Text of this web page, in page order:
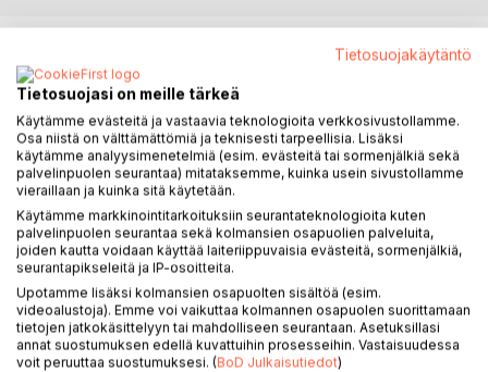
Kirjassa kaksi äitiä kertovat kertomuksia siitä, miltä tuntui
elää narsististen isien kanssa, mitä tapahtui, kun äidit eivät
enää halunneet elää isien kanssa ja millaista äitien elämä on
ollut sen jälkeen. Ihan jokainen äitien kirjoittamista
kertomuksista on totta. Ehkäpä äidit toivoisivat, etteivät
kaikki kertomukset olisi totta. Ettei niitä olisi koskaan
tapahtunutkaan. Jokainen kertomus on kuitenkin osa äitien
elämää.
Olennainen asia äitien kertomuksissa ei ole se, mitä tapahtui
ja kenelle. Olennaista on jaettu tunne. Polku, jota on
kulkenut jonkun kanssa yhdessä; matka, jolla on ollut
Tietosuojakäytäntö
Tietosuojasi on meille tärkeä
Käytämme evästeitä ja vastaavia teknologioita verkkosivustollamme.
Osa niistä on välttämättömiä ja teknisesti tarpeellisia. Lisäksi
käytämme analyysimenetelmiä (esim. evästeitä tai sormenjälkiä sekä
palvelinpuolen seurantaa) mitataksemme, kuinka usein sivustollamme
vieraillaan ja kuinka sitä käytetään.
Käytämme markkinointitarkoituksiin seurantateknologioita kuten
palvelinpuolen seurantaa sekä kolmansien osapuolien palveluita,
joiden kautta voidaan käyttää laiteriippuvaisia evästeitä, sormenjälkiä,
seurantapikseleitä ja IP-osoitteita.
Upotamme lisäksi kolmansien osapuolten sisältöä (esim.
videoalustoja). Emme voi vaikuttaa kolmannen osapuolen suorittamaan
tietojen jatkokäsittelyyn tai mahdolliseen seurantaan. Asetuksillasi
annat suostumuksen edellä kuvattuihin prosesseihin. Vastaisuudessa
voit peruuttaa suostumuksesi. (BoD Julkaisutiedot)